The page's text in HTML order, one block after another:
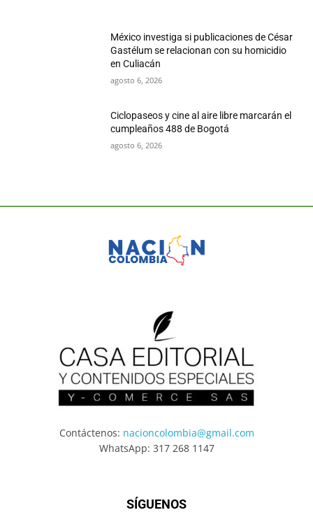
México investiga si publicaciones de César
Gastélum se relacionan con su homicidio
en Culiacán
agosto 6, 2026
Ciclopaseos y cine al aire libre marcarán el
cumpleaños 488 de Bogotá
agosto 6, 2026
Contáctenos: nacioncolombia@gmail.com
WhatsApp: 317 268 1147
SÍGUENOS